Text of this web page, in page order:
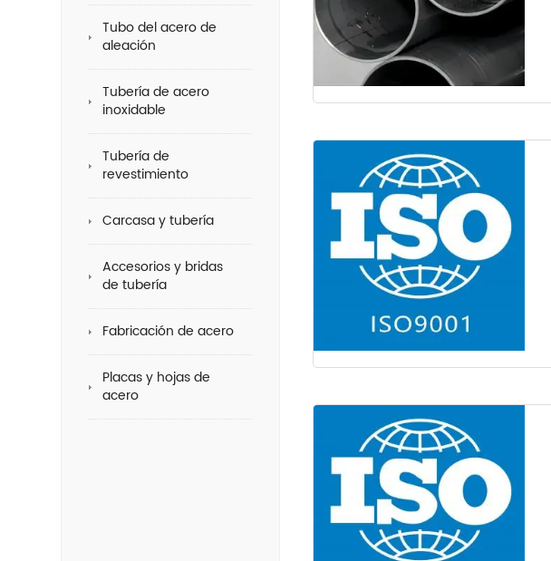
Tubo del acero de
aleación
Tubería de acero
inoxidable
Tubería de
revestimiento
Carcasa y tubería
Accesorios y bridas
de tubería
Fabricación de acero
Placas y hojas de
acero